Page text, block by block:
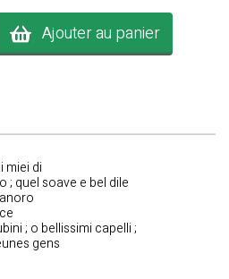
Ajouter au panier
miei di
; quel soave e bel dile
; o bellissimi capelli ;
gens